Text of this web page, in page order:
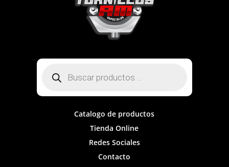
productos
Catalogo de productos
Tienda Online
Redes Sociales
Contacto